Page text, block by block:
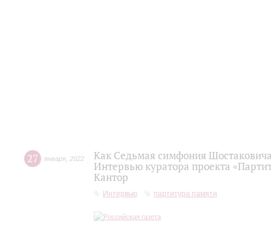
27 января 2022
Как Седьмая симфония
Интервью куратора проекта
Кантор
Интервью партитура памяти